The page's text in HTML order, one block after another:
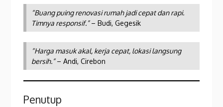
“Buang puing renovasi rumah jadi cepat dan rapi.
Timnya responsif.”– Budi, Gegesik
“Harga masuk akal, kerja cepat, lokasi langsung
bersih.”– Andi, Cirebon
Penutup